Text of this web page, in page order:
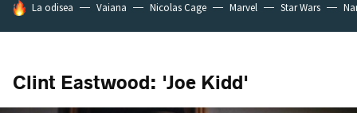
HOY SE HABLA DE
La odisea Vaiana Nicolas Cage Marvel Star Wars
Clint Eastwood: 'Joe Kidd'